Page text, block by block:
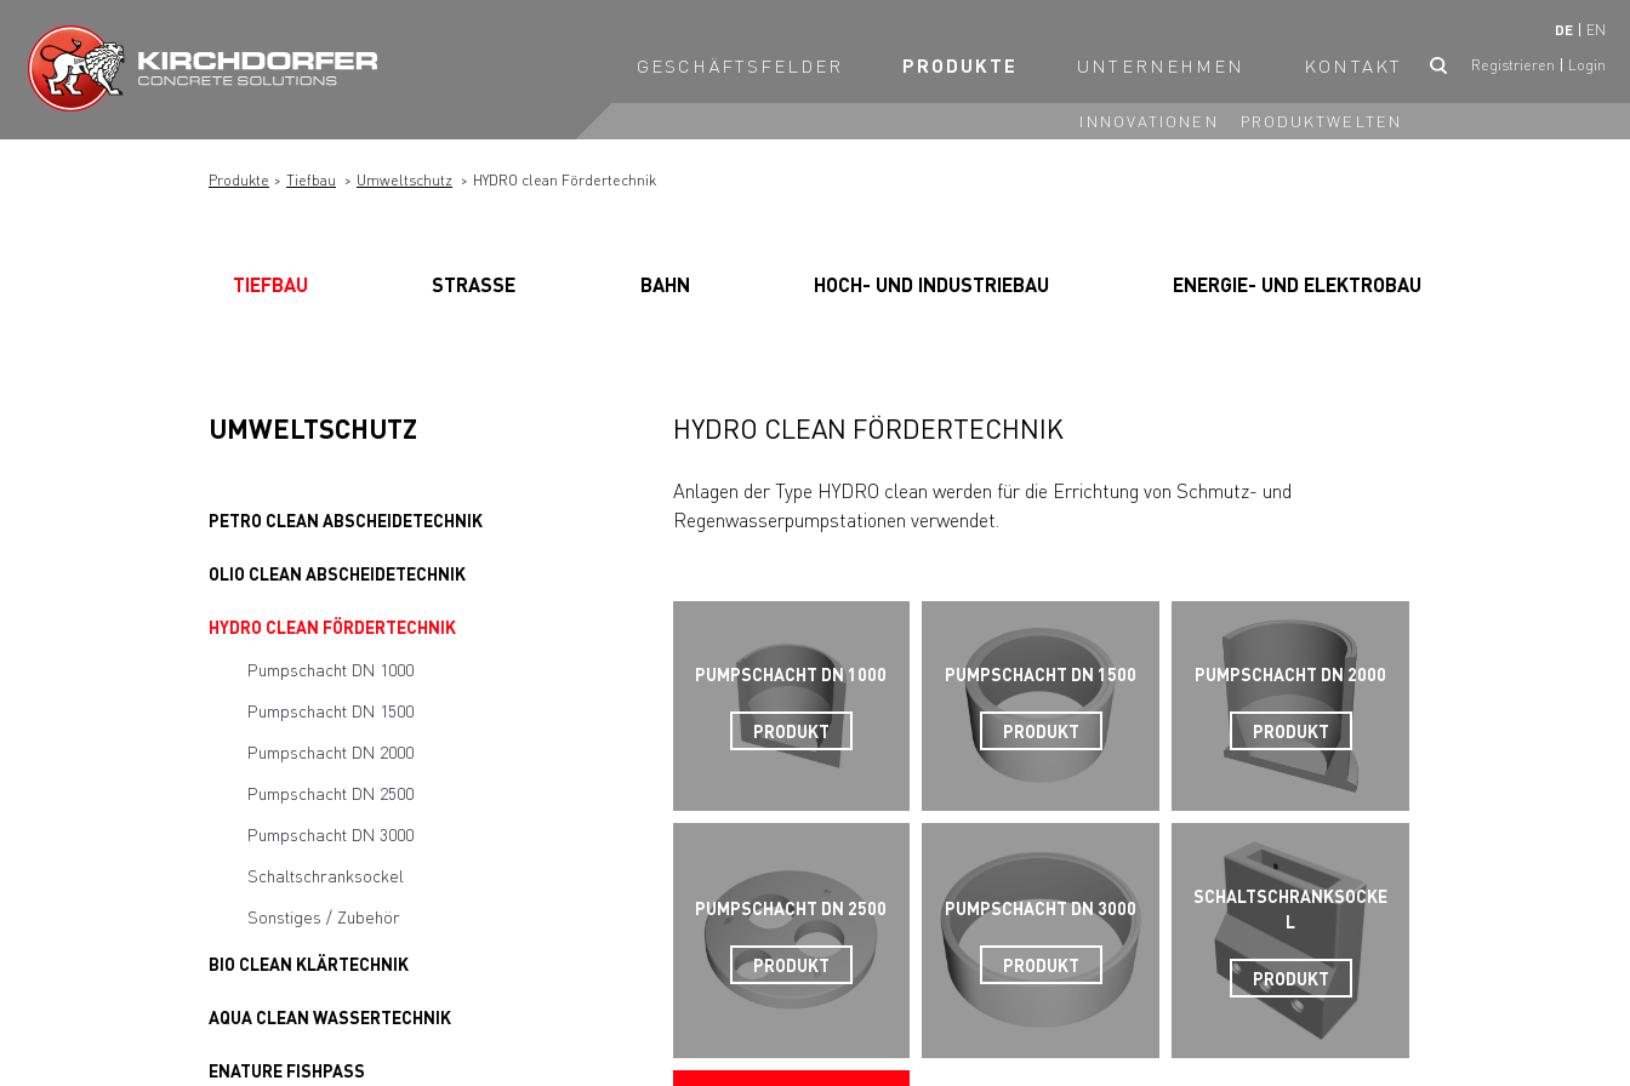
Inhalt
springen
DE EN
GESCHÄFTSFELDER PRODUKTE
INNOVATIONEN PRODUKTWELTEN
UNTERNEHMEN KONTAKT Registrieren Login
Produkte Tiefbau Umweltschutz HYDRO clean Fördertechnik
TIEFBAU STRASSE BAHN HOCH- UND INDUSTRIEBAU ENERGIE- UND ELEKTROBAU
UMWELTSCHUTZ
PETRO CLEAN ABSCHEIDETECHNIK
OLIO CLEAN ABSCHEIDETECHNIK
HYDRO CLEAN FÖRDERTECHNIK
Pumpschacht DN 1000
Pumpschacht DN 1500
Pumpschacht DN 2000
Pumpschacht DN 2500
Pumpschacht DN 3000
Schaltschranksockel
Sonstiges / Zubehör
BIO CLEAN KLÄRTECHNIK
AQUA CLEAN WASSERTECHNIK
ENATURE FISHPASS
HYDRO CLEAN FÖRDERTECHNIK
Anlagen der Type HYDRO clean werden für die Errichtung von Schmutz- und
Regenwasserpumpstationen verwendet.
PUMPSCHACHT DN 1000
PRODUKT
PUMPSCHACHT DN 1500
PRODUKT
PUMPSCHACHT DN 2000
PRODUKT
PUMPSCHACHT DN 2500
PRODUKT
PUMPSCHACHT DN 3000
PRODUKT
SCHALTSCHRANKSOCKE
L
PRODUKT